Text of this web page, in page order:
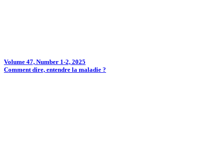
Volume 47, Number 1-2, 2025
Comment dire, entendre la maladie ?